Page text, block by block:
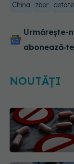
China zbor
Urmărește-
NOUTĂȚI